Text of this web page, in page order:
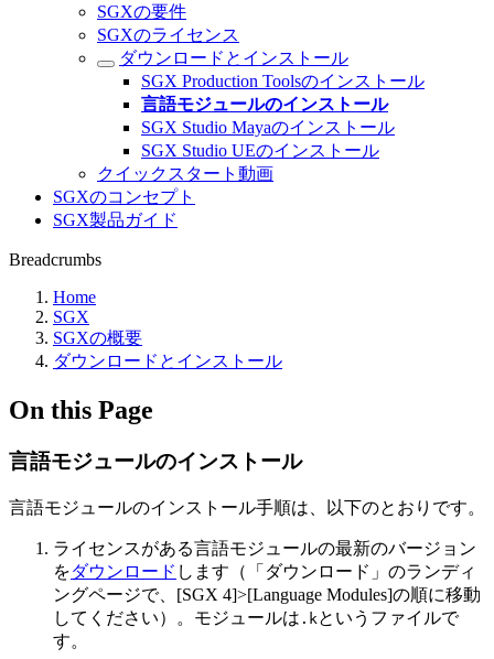
SGXの要件
SGXのライセンス
ダウンロードとインストール
SGX Production Toolsのインストール
言語モジュールのインストール
SGX Studio Mayaのインストール
SGX Studio UEのインストール
クイックスタート動画
SGXのコンセプト
SGX製品ガイド
Breadcrumbs
Home
SGX
SGXの概要
ダウンロードとインストール
On this Page
言語モジュールのインストール
言語モジュールのインストール手順は、以下のとおりです。
ライセンスがある言語モジュールの最新のバージョン
をダウンロード します（「ダウンロード」のランディ
ングページで、[SGX 4]>[Language Modules]の順に移動
してください）。モジュールは .k というファイルで
す。